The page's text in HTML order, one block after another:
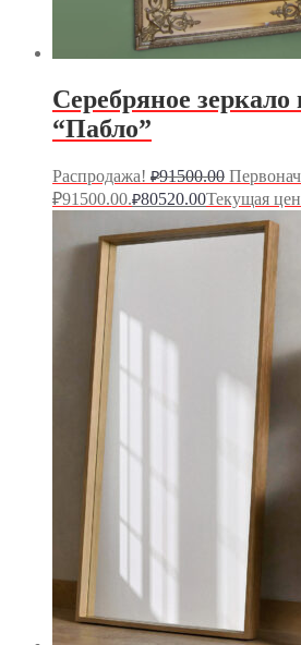
Серебряное
“Пабло”
Распродажа! ₽91500.00
₽91500.00.₽80520.00Текущая